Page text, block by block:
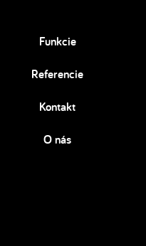
Funkcie
Referencie
Kontakt
O nás